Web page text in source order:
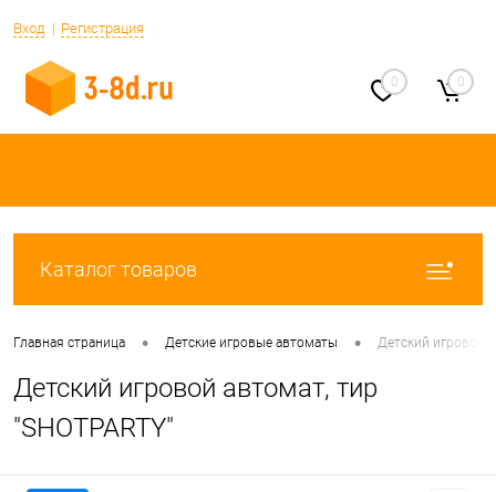
Вход Регистрация
0 0
Каталог товаров
Главная страница • Детские игровые автоматы • Детский игровой
Детский игровой автомат, тир
"SHOTPARTY"